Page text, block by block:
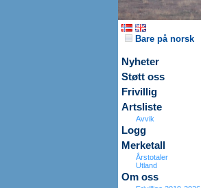
Bare på norsk
Nyheter
Støtt oss
Frivillig
Artsliste
Avvik
Logg
Merketall
Årstotaler
Utland
Om oss